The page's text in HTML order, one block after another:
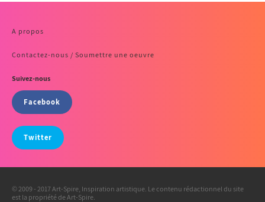
A propos
Contactez-nous / Soumettre une oeuvre
Suivez-nous
Facebook
Twitter
© 2009 - 2017 Art-Spire, Inspiration artistique. Le contenu rédactionnel du site
est la propriété de Art-Spire.